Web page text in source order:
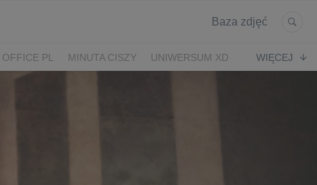
Baza zdjęć
PL MINUTA CISZY
UNIWERSUM XD
KRUK
WIĘCEJ